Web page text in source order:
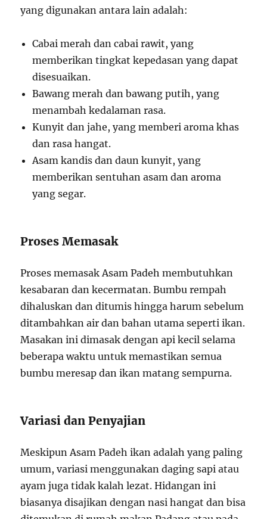
yang digunakan antara lain adalah:
Cabai merah dan cabai rawit, yang
memberikan tingkat kepedasan yang dapat
disesuaikan.
Bawang merah dan bawang putih, yang
menambah kedalaman rasa.
Kunyit dan jahe, yang memberi aroma khas
dan rasa hangat.
Asam kandis dan daun kunyit, yang
memberikan sentuhan asam dan aroma
yang segar.
Proses Memasak
Proses memasak Asam Padeh membutuhkan
kesabaran dan kecermatan. Bumbu rempah
dihaluskan dan ditumis hingga harum sebelum
ditambahkan air dan bahan utama seperti ikan.
Masakan ini dimasak dengan api kecil selama
beberapa waktu untuk memastikan semua
bumbu meresap dan ikan matang sempurna.
Variasi dan Penyajian
Meskipun Asam Padeh ikan adalah yang paling
umum, variasi menggunakan daging sapi atau
ayam juga tidak kalah lezat. Hidangan ini
biasanya disajikan dengan nasi hangat dan bisa